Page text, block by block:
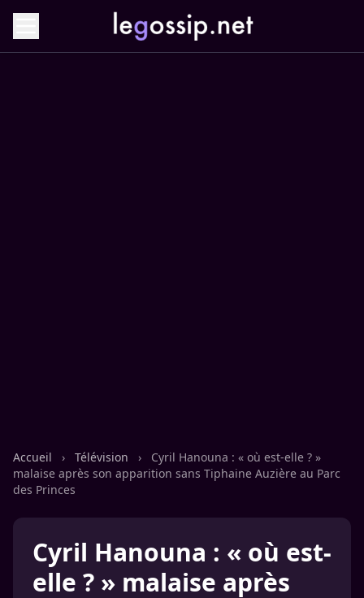
Accueil › Télévision ›
Cyril Hanouna : « où est-elle ? »
malaise après son apparition sans Tiphaine Auzière au Parc
des Princes
Cyril Hanouna : « où est-
elle ? » malaise après